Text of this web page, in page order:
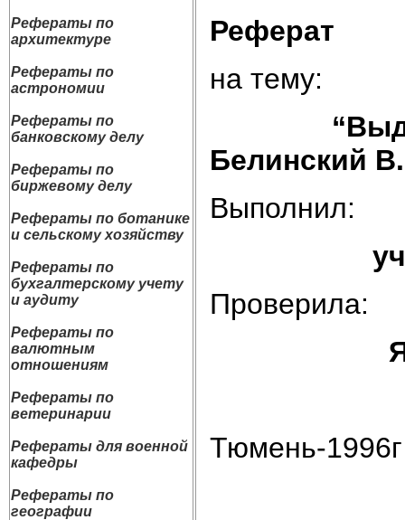
Рефераты по
архитектуре
Рефераты по
астрономии
Рефераты по
банковскому делу
Рефераты по
биржевому делу
Рефераты по ботанике
и сельскому хозяйству
Рефераты по
бухгалтерскому учету
и аудиту
Рефераты по
валютным
отношениям
Рефераты по
ветеринарии
Рефераты для военной
кафедры
Рефераты по
географии
Реферат
на тему:
Белинский
Выполнил:
ученик
Проверила:
Тюмень-1996г